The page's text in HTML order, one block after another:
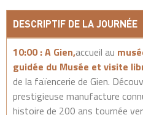
DESCRIPTIF DE LA JOURNÉE
10:00 : A Gien,accueil au
guidée du Musée et visite
de la faïencerie de Gien.
prestigieuse manufacture
histoire de 200 ans tournée